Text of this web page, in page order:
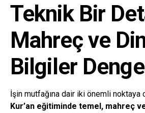
Teknik Bir
Mahreç ve
Bilgiler
İşin mutfağına dair iki önemli
Kur’an eğitiminde temel, mahreç